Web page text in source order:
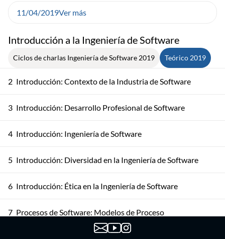
Introducción a la Ingeniería de Software
Ciclos de charlas Ingeniería de Software 2019 Teórico 2019
2 Introducción: Contexto de la Industria de Software
3 Introducción: Desarrollo Profesional de Software
4 Introducción: Ingeniería de Software
5 Introducción: Diversidad en la Ingeniería de Software
6 Introducción: Ética en la Ingeniería de Software
7 Procesos de Software: Modelos de Proceso
11/04/2019Ver más